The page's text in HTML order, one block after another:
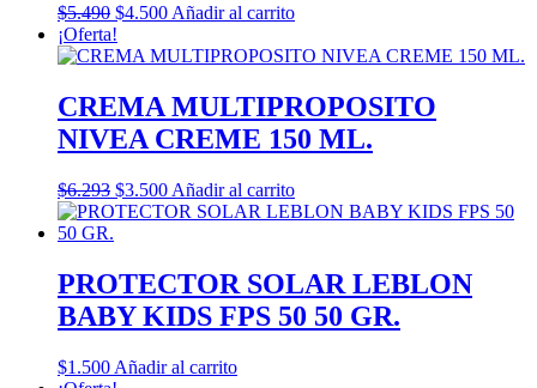
$5.490 El
precio
original
$5.490.
$4.500El
actual
$4.500.
Añadir al carrito
¡Oferta!
CREMA MULTIPROPOSITO
NIVEA CREME 150 ML.
$6.293 El
precio
$6.293.
$3.500El
precio
$3.500.
Añadir al carrito
PROTECTOR SOLAR LEBLON
BABY KIDS FPS 50 50 GR.
$1.500 Añadir al carrito